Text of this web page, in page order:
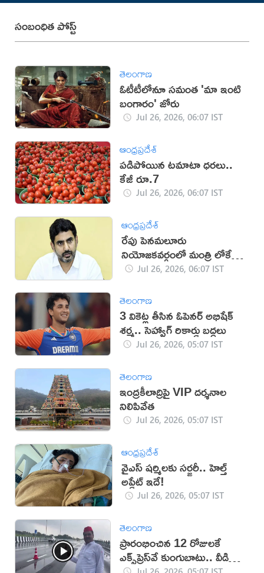
సంబంధిత పోస్ట్
తెలంగాణ
ఓటీటీలోనూ సమంత 'మా ఇంటి
బంగారం' జోరు
Jul 26, 2026, 06:07 IST
ఆంధ్రప్రదేశ్
పడిపోయిన టమాటా ధరలు..
కేజీ రూ.7
Jul 26, 2026, 06:07 IST
ఆంధ్రప్రదేశ్
రేపు పెనమలూరు
నియోజకవర్గంలో మంత్రి లోకేశ్
పర్యటన
Jul 26, 2026, 06:07 IST
తెలంగాణ
3 వికెట్ల తీసిన ఓపెనర్ అభిషేక్
శర్మ.. సెహ్వాగ్ రికార్డు బద్దలు
Jul 26, 2026, 05:07 IST
తెలంగాణ
ఇంద్రకీలాద్రిపై VIP దర్శనాల
నిలిపివేత
Jul 26, 2026, 05:07 IST
ఆంధ్రప్రదేశ్
వైఎస్ షర్మిలకు సర్జరీ.. హెల్త్
అప్డేట్ ఇదే!
Jul 26, 2026, 05:07 IST
తెలంగాణ
ప్రారంభించిన 12 రోజులకే
ఎక్స్‌ప్రెస్‌వే కుంగుబాటు.. వీడియో